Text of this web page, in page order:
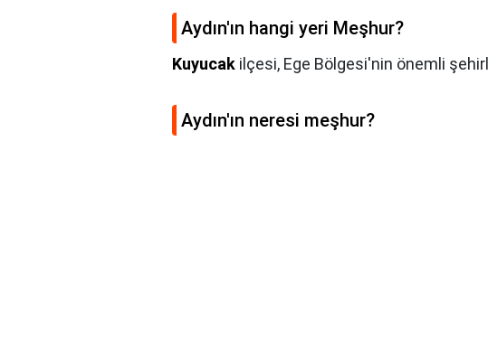
Aydın'ın hangi yeri Meşhur?
Kuyucak ilçesi, Ege Bölgesi'nin önemli
Aydın'ın neresi meşhur?